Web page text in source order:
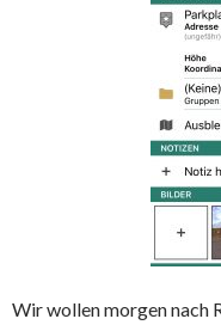
Wir wollen morgen nach